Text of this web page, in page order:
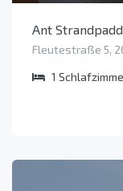
Ant
Fleutestraße 5,
1